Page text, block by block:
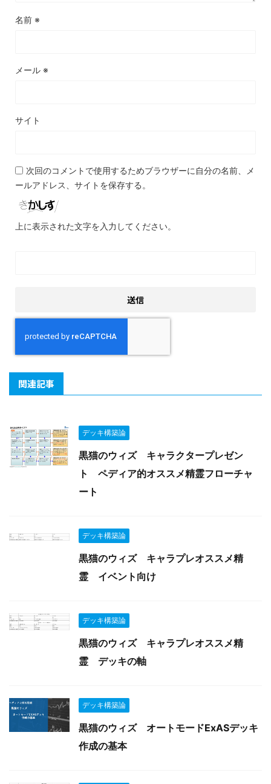
名前 ※
メール ※
サイト
次回のコメントで使用するためブラウザーに自分の名前、メ
ールアドレス、サイトを保存する。
上に表示された文字を入力してください。
関連記事
デッキ構築論
黒猫のウィズ キャラクタープレゼン
ト ペディア的オススメ精霊フローチャ
ート
デッキ構築論
黒猫のウィズ キャラプレオススメ精
霊 イベント向け
デッキ構築論
黒猫のウィズ キャラプレオススメ精
霊 デッキの軸
デッキ構築論
黒猫のウィズ オートモードExASデッキ
作成の基本